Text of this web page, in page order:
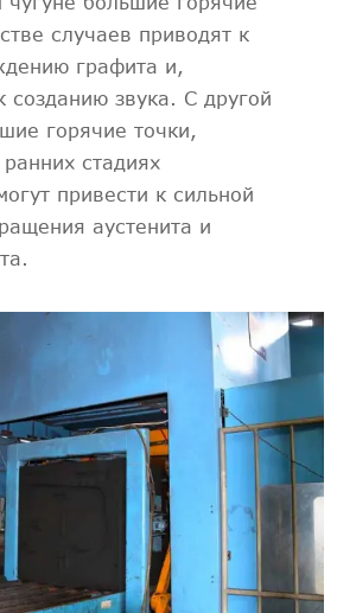
случаев приводят к
графита и,
созданию звука. С другой
горячие точки,
стадиях
привести к сильной
аустенита и